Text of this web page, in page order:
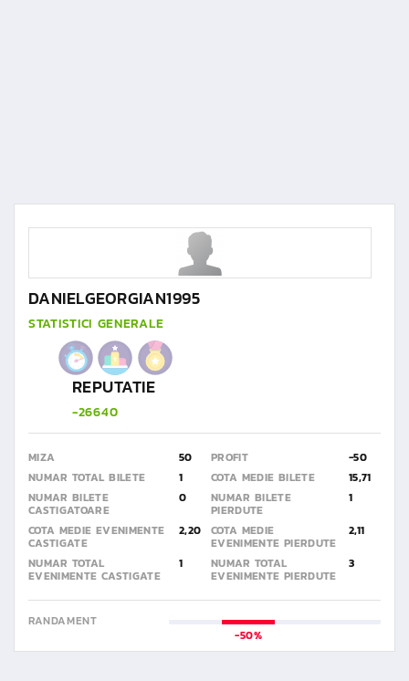
DANIELGEORGIAN1995
STATISTICI GENERALE
REPUTATIE
-26640
MIZA 50 PROFIT
-50
NUMAR TOTAL BILETE
1 COTA MEDIE BILETE
15,71
NUMAR BILETE
CASTIGATOARE
0 NUMAR BILETE
PIERDUTE
1
COTA MEDIE EVENIMENTE
CASTIGATE
2,20 COTA MEDIE
EVENIMENTE PIERDUTE
2,11
NUMAR TOTAL
EVENIMENTE CASTIGATE
1 NUMAR TOTAL
EVENIMENTE PIERDUTE
3
RANDAMENT
-50%